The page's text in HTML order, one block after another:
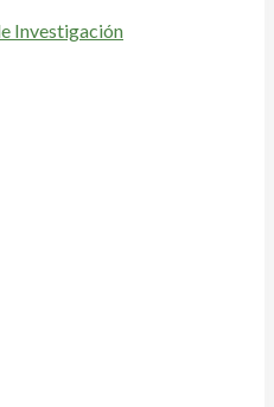
Investigación